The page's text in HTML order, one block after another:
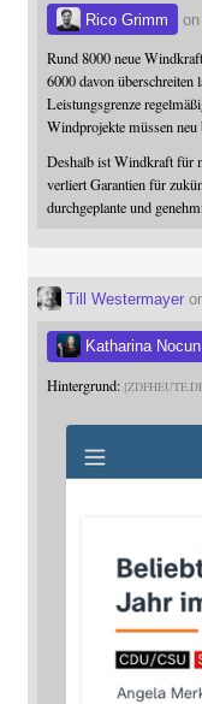
Rico Grimm on
Rund 8000 neue
6000 davon überschreiten
Leistungsgrenze
Windprojekte müssen neu
Deshalb ist Windkraft für
verliert Garantien für
durchgeplante und
Till Westermayer
Katharina Nocun
Hintergrund: